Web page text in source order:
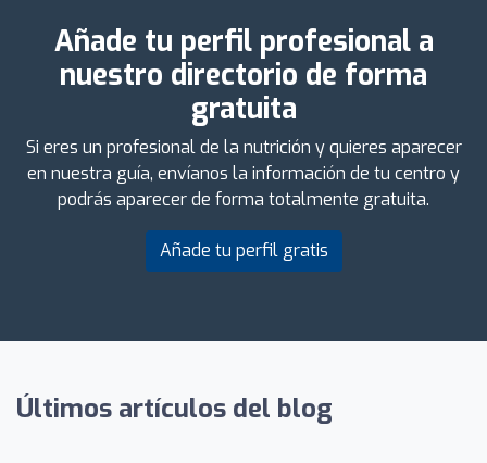
Añade tu perfil profesional a
nuestro directorio de forma
gratuita
Si eres un profesional de la nutrición y quieres aparecer
en nuestra guía, envíanos la información de tu centro y
podrás aparecer de forma totalmente gratuita.
Añade tu perfil gratis
Últimos artículos del blog